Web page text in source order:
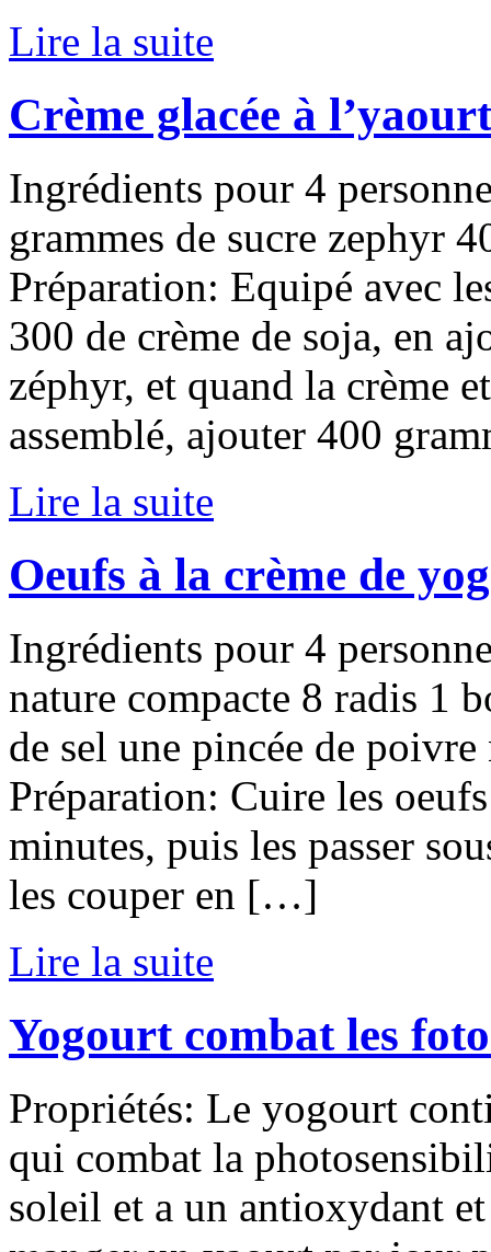
Lire la suite
Crème glacée à
Ingrédients pour 4
grammes de sucre zephyr
Préparation: Equipé avec
300 de crème de soja, en
zéphyr, et quand la crème
assemblé, ajouter 400
Lire la suite
Oeufs à la crème de
Ingrédients pour 4
nature compacte 8 radis 1
de sel une pincée de
Préparation: Cuire les
minutes, puis les passer
les couper en […]
Lire la suite
Yogourt combat les
Propriétés: Le yogourt
qui combat la
soleil et a un antioxydant